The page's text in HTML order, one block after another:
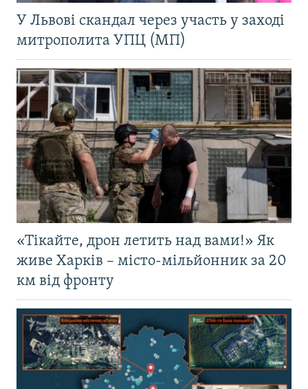
У Львові скандал через участь у заході
митрополита УПЦ (МП)
«Тікайте, дрон летить над вами!» Як
живе Харків – місто-мільйонник за 20
км від фронту